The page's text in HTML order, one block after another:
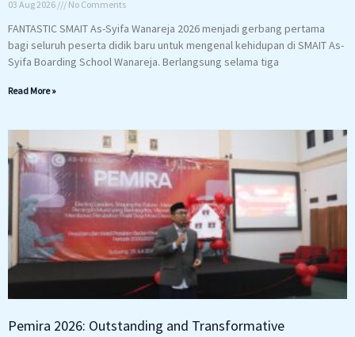
03 Aug 2026 No Comments
FANTASTIC SMAIT As-Syifa Wanareja 2026 menjadi gerbang pertama
bagi seluruh peserta didik baru untuk mengenal kehidupan di SMAIT As-
Syifa Boarding School Wanareja. Berlangsung selama tiga
Read More »
Pemira 2026: Outstanding and Transformative